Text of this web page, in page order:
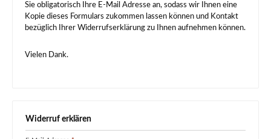
Sie obligatorisch Ihre E-Mail Adresse an, sodass wir Ihnen eine
Kopie dieses Formulars zukommen lassen können und Kontakt
bezüglich Ihrer Widerrufserklärung zu Ihnen aufnehmen können.
Vielen Dank.
Widerruf erklären